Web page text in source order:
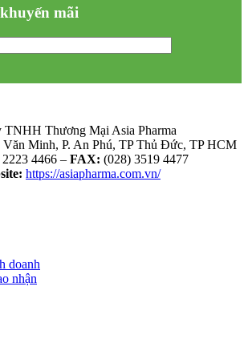
mãi
TNHH Thương Mại Asia Pharma
Văn Minh, P. An Phú, TP Thủ Đức, TP HCM
4466 – FAX: (028) 3519 4477
https://asiapharma.com.vn/
doanh
nhận